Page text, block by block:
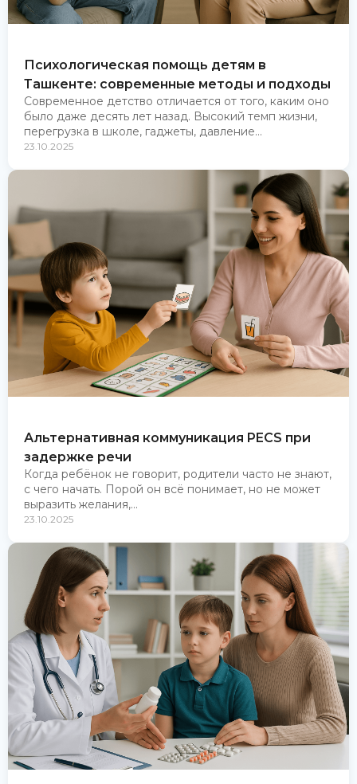
Психологическая помощь детям в
Ташкенте: современные методы и подходы
Современное детство отличается от того, каким оно
было даже десять лет назад. Высокий темп жизни,
перегрузка в школе, гаджеты, давление...
23.10.2025
Альтернативная коммуникация PECS при
задержке речи
Когда ребёнок не говорит, родители часто не знают,
с чего начать. Порой он всё понимает, но не может
выразить желания,...
23.10.2025